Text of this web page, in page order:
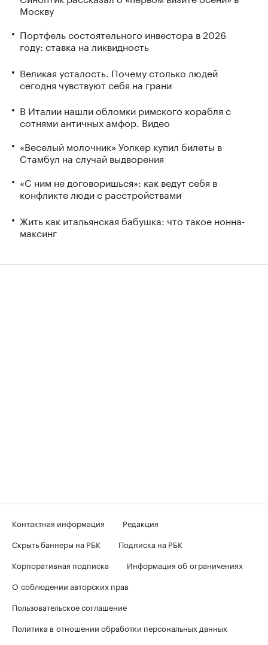
Москву
Портфель состоятельного инвестора в 2026
году: ставка на ликвидность
Великая усталость. Почему столько людей
сегодня чувствуют себя на грани
В Италии нашли обломки римского корабля с
сотнями античных амфор. Видео
«Веселый молочник» Уолкер купил билеты в
Стамбул на случай выдворения
«С ним не договоришься»: как ведут себя в
конфликте люди с расстройствами
Жить как итальянская бабушка: что такое нонна-
максинг
Контактная информация
Редакция
Скрыть баннеры на РБК
Подписка на РБК
Корпоративная подписка
Информация об ограничениях
О соблюдении авторских прав
Пользовательское соглашение
Политика в отношении обработки персональных данных